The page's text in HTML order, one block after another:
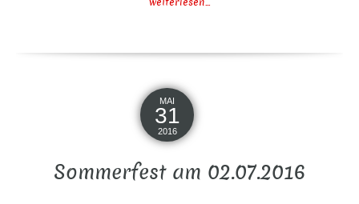
MAI
31
2016
Sommerfest am 02.07.2016